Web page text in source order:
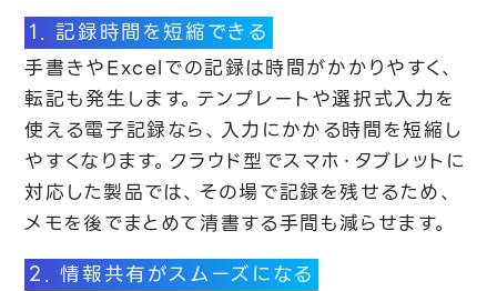
1. 記録時間を短縮できる
手書きやExcelでの記録は時間がかかりやすく、
転記も発生します。テンプレートや選択式入力を
使える電子記録なら、入力にかかる時間を短縮し
やすくなります。クラウド型でスマホ・タブレットに
対応した製品では、その場で記録を残せるため、
メモを後でまとめて清書する手間も減らせます。
2. 情報共有がスムーズになる